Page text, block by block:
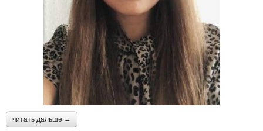
читать дальше →